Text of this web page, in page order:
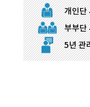
개인단
부부단
5년 관